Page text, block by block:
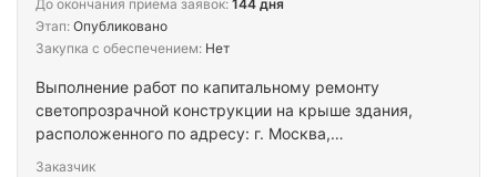
Выполнение работ по капитальному ремонту
светопрозрачной конструкции на крыше здания,
расположенного по адресу: г. Москва,
Заказчик
До окончания приема заявок: 144 дня
Этап: Опубликовано
Закупка с обеспечением: Нет